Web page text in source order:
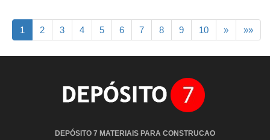
1 2 3 4 5 6 7 8 9 10 » »»
DEPÓSITO 7 MATERIAIS PARA CONSTRUCAO